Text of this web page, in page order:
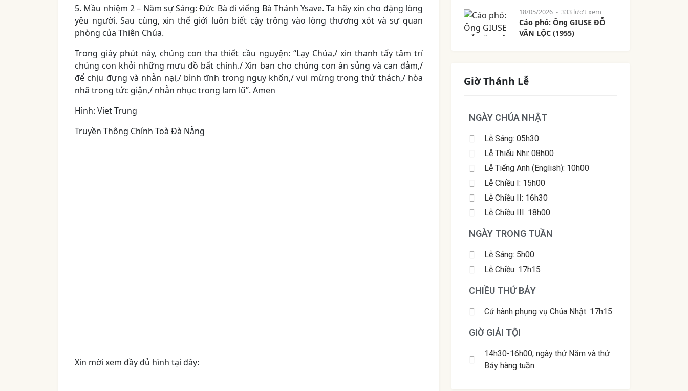
5. Mầu nhiệm 2 – Năm sự Sáng: Đức Bà đi viếng Bà Thánh Ysave. Ta hãy xin cho đặng lòng
yêu người. Sau cùng, xin thế giới luôn biết cậy trông vào lòng thương xót và sự quan
phòng của Thiên Chúa.
Trong giây phút này, chúng con tha thiết cầu nguyện: “Lạy Chúa,/ xin thanh tẩy tâm trí
chúng con khỏi những mưu đồ bất chính./ Xin ban cho chúng con ân sủng và can đảm,/
để chịu đựng và nhẫn nại,/ bình tĩnh trong nguy khốn,/ vui mừng trong thử thách,/ hòa
nhã trong tức giận,/ nhẫn nhục trong lam lũ”. Amen
Hình: Viet Trung
Truyền Thông Chính Toà Đà Nẵng
Xin mời xem đầy đủ hình tại đây:
18/05/2026- 333 lượt xem
Cáo phó: Ông GIUSE ĐỖ
VĂN LỘC (1955)
Giờ Thánh Lễ
NGÀY CHÚA NHẬT
Lễ Sáng: 05h30
Lễ Thiếu Nhi: 08h00
Lễ Tiếng Anh (English): 10h00
Lễ Chiều I: 15h00
Lễ Chiều II: 16h30
Lễ Chiều III: 18h00
NGÀY TRONG TUẦN
Lễ Sáng: 5h00
Lễ Chiều: 17h15
CHIỀU THỨ BẢY
Cử hành phụng vụ Chúa Nhật: 17h15
GIỜ GIẢI TỘI
14h30-16h00, ngày thứ Năm và thứ
Bảy hàng tuần.